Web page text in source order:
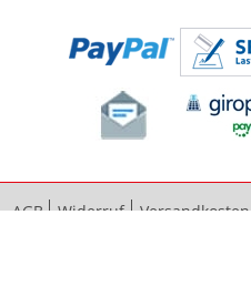
AGB Widerruf Versandkosten